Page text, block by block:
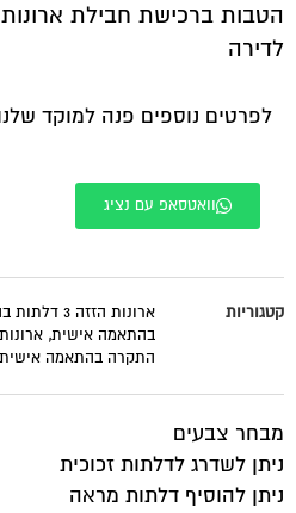
הטבות ברכישת חבילת ארונות
לדירה
לפרטים נוספים פנה למוקד
וואטסאפ עם נציג
קטגוריות ארונות הזזה 3 דלתות בהתאמה אישית
בהתאמה אישית, ארונות
התקרה בהתאמה אישית
מבחר צבעים
ניתן לשדרג לדלתות זכוכית
ניתן להוסיף דלתות מראה